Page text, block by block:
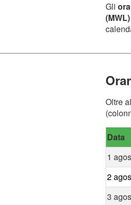
Gli
(MWL)
Oltre
Data
1
2
3